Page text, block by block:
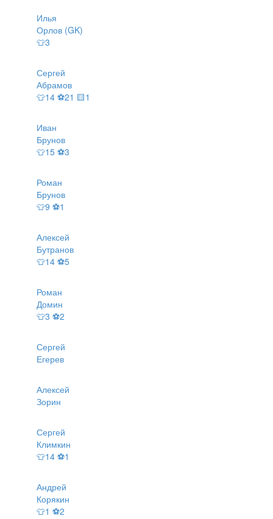
Илья
Орлов (GK)
👕3
Сергей
Абрамов
👕14 ⚽21 🟨1
Иван
Брунов
👕15 ⚽3
Роман
Брунов
👕9 ⚽1
Алексей
Бутранов
👕14 ⚽5
Роман
Домин
👕3 ⚽2
Сергей
Егерев
Алексей
Зорин
Сергей
Климкин
👕14 ⚽1
Андрей
Корякин
👕1 ⚽2